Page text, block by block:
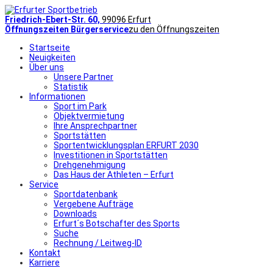
Friedrich-Ebert-Str. 60, 99096 Erfurt
Öffnungszeiten Bürgerservicezu den Öffnungszeiten
Startseite
Neuigkeiten
Über uns
Unsere Partner
Statistik
Informationen
Sport im Park
Objektvermietung
Ihre Ansprechpartner
Sportstätten
Sportentwicklungsplan ERFURT 2030
Investitionen in Sportstätten
Drehgenehmigung
Das Haus der Athleten – Erfurt
Service
Sportdatenbank
Vergebene Aufträge
Downloads
Erfurt´s Botschafter des Sports
Suche
Rechnung / Leitweg-ID
Kontakt
Karriere